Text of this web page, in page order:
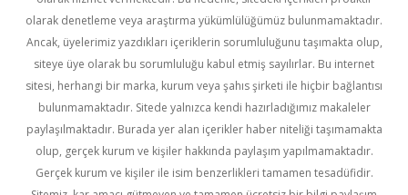
olarak denetleme veya araştırma yükümlülüğümüz bulunmamaktadır.
Ancak, üyelerimiz yazdıkları içeriklerin sorumluluğunu taşımakta olup,
siteye üye olarak bu sorumluluğu kabul etmiş sayılırlar. Bu internet
sitesi, herhangi bir marka, kurum veya şahıs şirketi ile hiçbir bağlantısı
bulunmamaktadır. Sitede yalnızca kendi hazırladığımız makaleler
paylaşılmaktadır. Burada yer alan içerikler haber niteliği taşımamakta
olup, gerçek kurum ve kişiler hakkında paylaşım yapılmamaktadır.
Gerçek kurum ve kişiler ile isim benzerlikleri tamamen tesadüfidir.